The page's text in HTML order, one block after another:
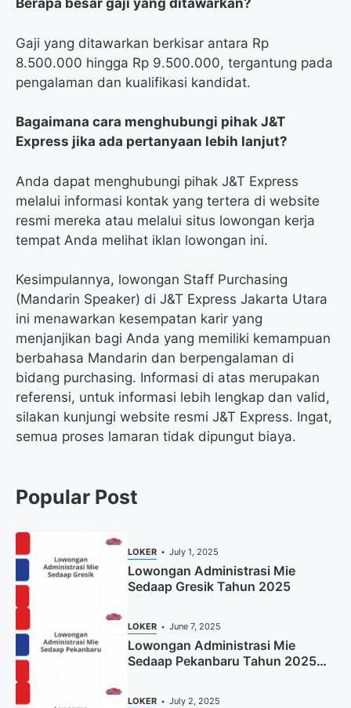
Berapa besar gaji yang ditawarkan?
Gaji yang ditawarkan berkisar antara Rp
8.500.000 hingga Rp 9.500.000, tergantung pada
pengalaman dan kualifikasi kandidat.
Bagaimana cara menghubungi pihak J&T
Express jika ada pertanyaan lebih lanjut?
Anda dapat menghubungi pihak J&T Express
melalui informasi kontak yang tertera di website
resmi mereka atau melalui situs lowongan kerja
tempat Anda melihat iklan lowongan ini.
Kesimpulannya, lowongan Staff Purchasing
(Mandarin Speaker) di J&T Express Jakarta Utara
ini menawarkan kesempatan karir yang
menjanjikan bagi Anda yang memiliki kemampuan
berbahasa Mandarin dan berpengalaman di
bidang purchasing. Informasi di atas merupakan
referensi, untuk informasi lebih lengkap dan valid,
silakan kunjungi website resmi J&T Express. Ingat,
semua proses lamaran tidak dipungut biaya.
Popular Post
LOKER July 1, 2025
Lowongan Administrasi Mie
Sedaap Gresik Tahun 2025
LOKER June 7, 2025
Lowongan Administrasi Mie
Sedaap Pekanbaru Tahun 2025
LOKER July 2, 2025